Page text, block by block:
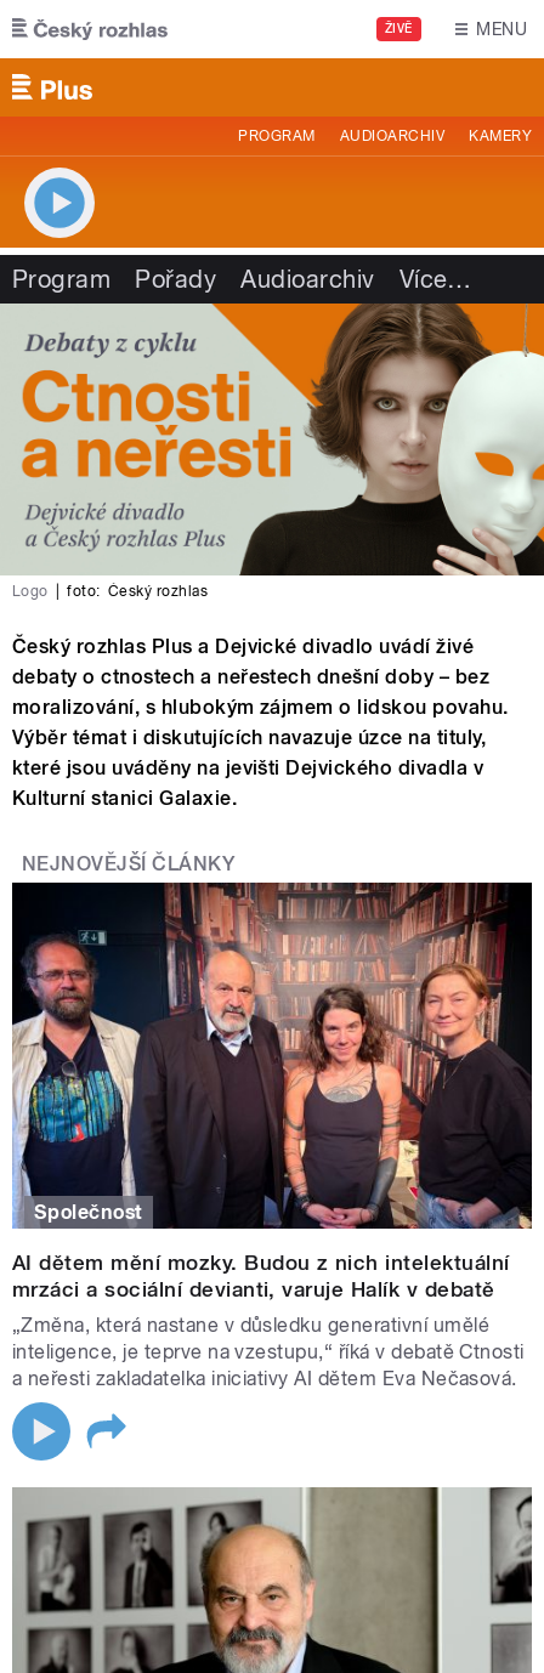
Přejít k hlavnímu obsahu
ŽIVĚ MENU
PROGRAM AUDIOARCHIV KAMERY
Program Pořady Audioarchiv Více…
Logo foto: Český rozhlas
Český rozhlas Plus a Dejvické divadlo uvádí živé
debaty o ctnostech a neřestech dnešní doby – bez
moralizování, s hlubokým zájmem o lidskou povahu.
Výběr témat i diskutujících navazuje úzce na tituly,
které jsou uváděny na jevišti Dejvického divadla v
Kulturní stanici Galaxie.
NEJNOVĚJŠÍ ČLÁNKY
Společnost
AI dětem mění mozky. Budou z nich intelektuální
mrzáci a sociální devianti, varuje Halík v debatě
„Změna, která nastane v důsledku generativní umělé
inteligence, je teprve na vzestupu,“ říká v debatě Ctnosti
a neřesti zakladatelka iniciativy AI dětem Eva Nečasová.